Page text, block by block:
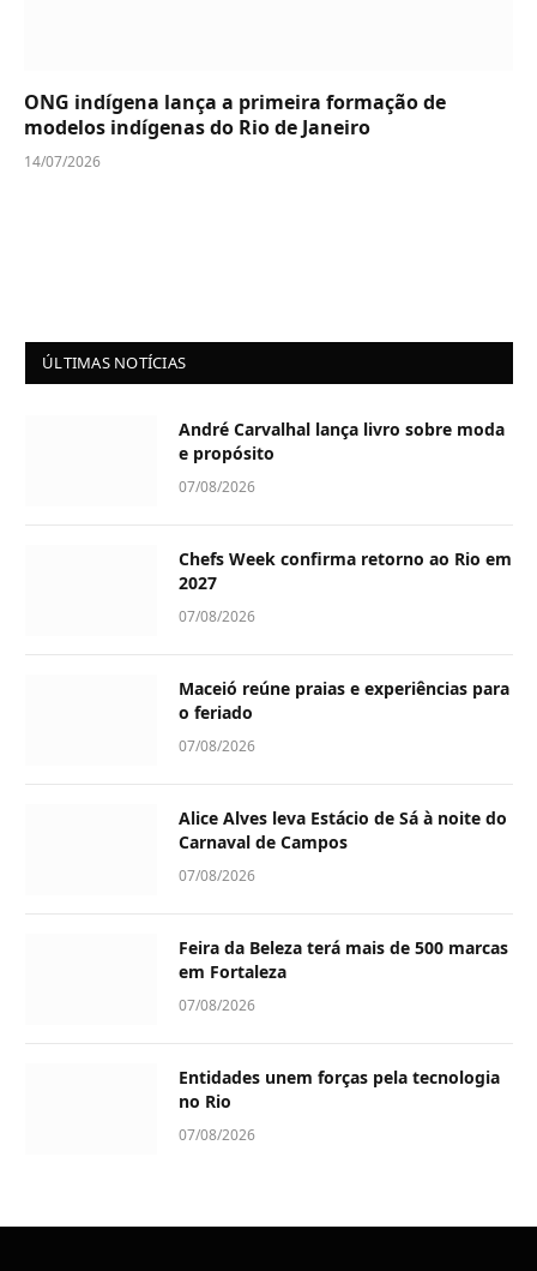
ONG indígena lança a primeira formação de
modelos indígenas do Rio de Janeiro
14/07/2026
ÚLTIMAS NOTÍCIAS
André Carvalhal lança livro sobre moda
e propósito
07/08/2026
Chefs Week confirma retorno ao Rio em
2027
07/08/2026
Maceió reúne praias e experiências para
o feriado
07/08/2026
Alice Alves leva Estácio de Sá à noite do
Carnaval de Campos
07/08/2026
Feira da Beleza terá mais de 500 marcas
em Fortaleza
07/08/2026
Entidades unem forças pela tecnologia
no Rio
07/08/2026